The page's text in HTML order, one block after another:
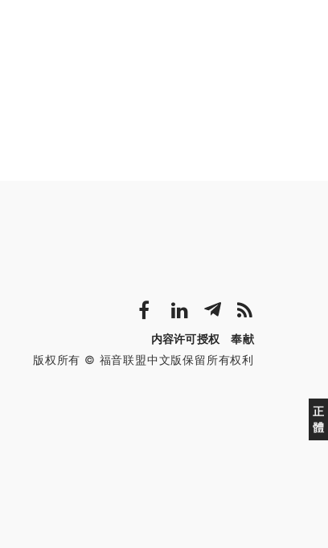
正
體
内容许可授权
奉献
版权所有 © 福音联盟中文版保留所有权利